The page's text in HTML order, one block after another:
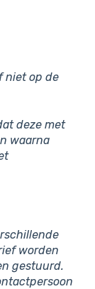
niet op de
deze met
waarna
worden
gestuurd.